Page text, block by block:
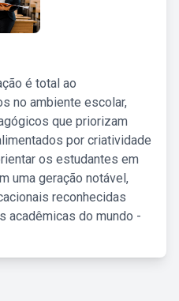
é total ao
no ambiente escolar,
que priorizam
por criatividade
os estudantes em
uma geração notável,
reconhecidas
acadêmicas do mundo -